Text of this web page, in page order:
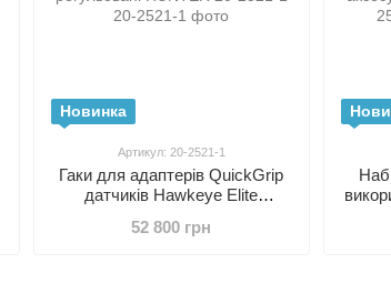
Новинка
Артикул: 20-2521-1
Гаки для адаптерів QuickGrip
датчиків Hawkeye Elite
1
52 800 грн